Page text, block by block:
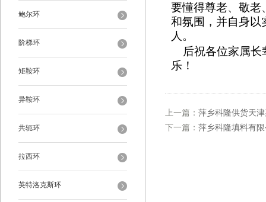
鲍尔环
阶梯环
矩鞍环
异鞍环
共轭环
拉西环
英特洛克斯环
要懂得尊老、敬老
和氛围，并自身以
人。
后祝各位家属长
乐！
上一篇： 萍乡科隆供货天
下一篇： 萍乡科隆填料有